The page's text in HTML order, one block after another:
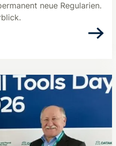
neue Regularien.